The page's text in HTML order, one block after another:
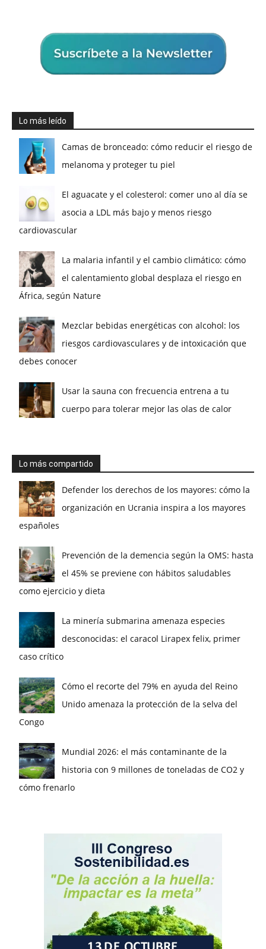
Lo más leído
Camas de bronceado: cómo reducir el riesgo de
melanoma y proteger tu piel
El aguacate y el colesterol: comer uno al día se
asocia a LDL más bajo y menos riesgo
cardiovascular
La malaria infantil y el cambio climático: cómo
el calentamiento global desplaza el riesgo en
África, según Nature
Mezclar bebidas energéticas con alcohol: los
riesgos cardiovasculares y de intoxicación que
debes conocer
Usar la sauna con frecuencia entrena a tu
cuerpo para tolerar mejor las olas de calor
Lo más compartido
Defender los derechos de los mayores: cómo la
organización en Ucrania inspira a los mayores
españoles
Prevención de la demencia según la OMS: hasta
el 45% se previene con hábitos saludables
como ejercicio y dieta
La minería submarina amenaza especies
desconocidas: el caracol Lirapex felix, primer
caso crítico
Cómo el recorte del 79% en ayuda del Reino
Unido amenaza la protección de la selva del
Congo
Mundial 2026: el más contaminante de la
historia con 9 millones de toneladas de CO2 y
cómo frenarlo